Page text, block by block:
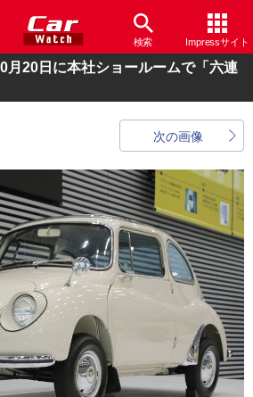
検索 Impressサイト
月20日に本社ショールームで「六連
次の画像